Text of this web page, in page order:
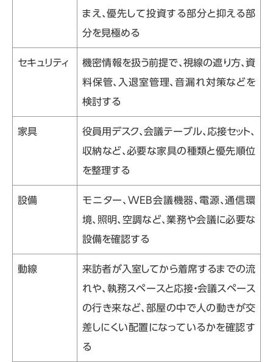
まえ、優先して投資する部分と抑える部
分を見極める
セキュリティ
機密情報を扱う前提で、視線の遮り方、資
料保管、入退室管理、音漏れ対策などを
検討する
家具
役員用デスク、会議テーブル、応接セット、
収納など、必要な家具の種類と優先順位
を整理する
設備 モニター、WEB会議機器、電源、通信環
境、照明、空調など、業務や会議に必要な
設備を確認する
動線
来訪者が入室してから着席するまでの流
れや、執務スペースと応接・会議スペース
の行き来など、部屋の中で人の動きが交
差しにくい配置になっているかを確認す
る